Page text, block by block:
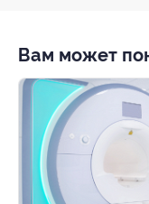
Вам может